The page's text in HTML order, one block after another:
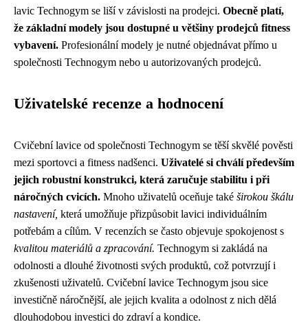
lavic Technogym se liší v závislosti na prodejci. Obecně platí,
že základní modely jsou dostupné u většiny prodejců fitness
vybavení. Profesionální modely je nutné objednávat přímo u
společnosti Technogym nebo u autorizovaných prodejců.
Uživatelské recenze a hodnocení
Cvičební lavice od společnosti Technogym se těší skvělé pověsti
mezi sportovci a fitness nadšenci. Uživatelé si chválí především
jejich robustní konstrukci, která zaručuje stabilitu i při
náročných cvicích. Mnoho uživatelů oceňuje také širokou škálu
nastavení, která umožňuje přizpůsobit lavici individuálním
potřebám a cílům. V recenzích se často objevuje spokojenost s
kvalitou materiálů a zpracování. Technogym si zakládá na
odolnosti a dlouhé životnosti svých produktů, což potvrzují i
zkušenosti uživatelů. Cvičební lavice Technogym jsou sice
investičně náročnější, ale jejich kvalita a odolnost z nich dělá
dlouhodobou investici do zdraví a kondice.